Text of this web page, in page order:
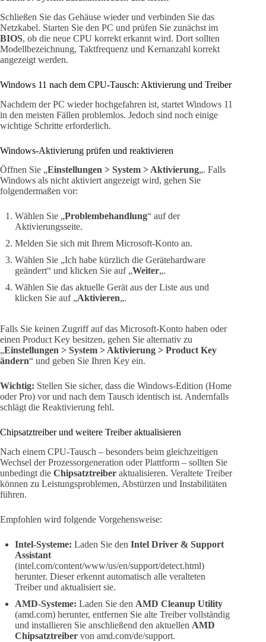
Schließen Sie das Gehäuse wieder und verbinden Sie das
Netzkabel. Starten Sie den PC und prüfen Sie zunächst im
BIOS, ob die neue CPU korrekt erkannt wird. Dort sollten
Modellbezeichnung, Taktfrequenz und Kernanzahl korrekt
angezeigt werden.
Windows 11 nach dem CPU-Tausch: Aktivierung und Treiber
Nachdem der PC wieder hochgefahren ist, startet Windows 11
in den meisten Fällen problemlos. Jedoch sind noch einige
wichtige Schritte erforderlich.
Windows-Aktivierung prüfen und reaktivieren
Öffnen Sie „Einstellungen > System > Aktivierung„. Falls
Windows als nicht aktiviert angezeigt wird, gehen Sie
folgendermaßen vor:
Wählen Sie „Problembehandlung“ auf der
Aktivierungsseite.
Melden Sie sich mit Ihrem Microsoft-Konto an.
Wählen Sie „Ich habe kürzlich die Gerätehardware
geändert“ und klicken Sie auf „Weiter„.
Wählen Sie das aktuelle Gerät aus der Liste aus und
klicken Sie auf „Aktivieren„.
Falls Sie keinen Zugriff auf das Microsoft-Konto haben oder
einen Product Key besitzen, gehen Sie alternativ zu
„Einstellungen > System > Aktivierung > Product Key
ändern“ und geben Sie Ihren Key ein.
Wichtig: Stellen Sie sicher, dass die Windows-Edition (Home
oder Pro) vor und nach dem Tausch identisch ist. Andernfalls
schlägt die Reaktivierung fehl.
Chipsatztreiber und weitere Treiber aktualisieren
Nach einem CPU-Tausch – besonders beim gleichzeitigen
Wechsel der Prozessorgeneration oder Plattform – sollten Sie
unbedingt die Chipsatztreiber aktualisieren. Veraltete Treiber
können zu Leistungsproblemen, Abstürzen und Instabilitäten
führen.
Empfohlen wird folgende Vorgehensweise:
Intel-Systeme: Laden Sie den Intel Driver & Support
Assistant
(intel.com/content/www/us/en/support/detect.html)
herunter. Dieser erkennt automatisch alle veralteten
Treiber und aktualisiert sie.
AMD-Systeme: Laden Sie den AMD Cleanup Utility
(amd.com) herunter, entfernen Sie alte Treiber vollständig
und installieren Sie anschließend den aktuellen AMD
Chipsatztreiber von amd.com/de/support.